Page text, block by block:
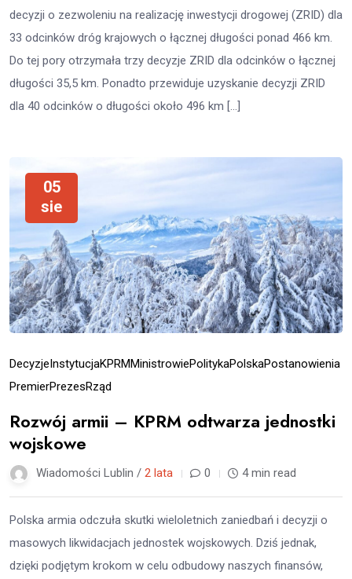
decyzji o zezwoleniu na realizację inwestycji drogowej (ZRID) dla
33 odcinków dróg krajowych o łącznej długości ponad 466 km.
Do tej pory otrzymała trzy decyzje ZRID dla odcinków o łącznej
długości 35,5 km. Ponadto przewiduje uzyskanie decyzji ZRID
dla 40 odcinków o długości około 496 km […]
05
sie
DecyzjeInstytucjaKPRMMinistrowiePolitykaPolskaPostanowienia
PremierPrezesRząd
Rozwój armii – KPRM odtwarza jednostki
wojskowe
Wiadomości Lublin / 2 lata 0 4 min read
Polska armia odczuła skutki wieloletnich zaniedbań i decyzji o
masowych likwidacjach jednostek wojskowych. Dziś jednak,
dzięki podjętym krokom w celu odbudowy naszych finansów,